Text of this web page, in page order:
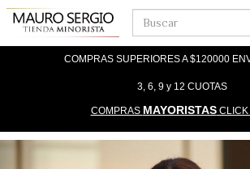
COMPRAS SUPERIORES A $120000
3, 6, 9 y 12 CUOTAS
COMPRAS MAYORISTASCLICK
Previous